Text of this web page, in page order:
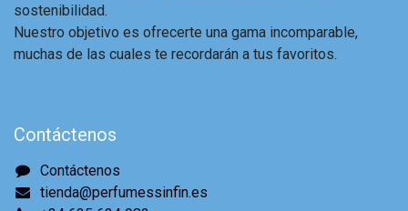
sostenibilidad.
Nuestro objetivo es ofrecerte una gama incomparable,
muchas de las cuales te recordarán a tus favoritos.
Contáctenos
Contáctenos
tienda@perfumessinfin.es